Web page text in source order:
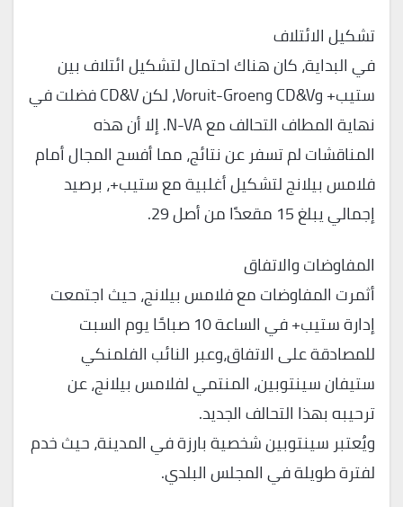
تشكيل الائتلاف
في البداية، كان هناك احتمال لتشكيل ائتلاف بين
ستيب+ وCD&V وVoruit-Groen، لكن CD&V فضلت في
نهاية المطاف التحالف مع N-VA. إلا أن هذه
المناقشات لم تسفر عن نتائج، مما أفسح المجال أمام
فلامس بيلانج لتشكيل أغلبية مع ستيب+، برصيد
إجمالي يبلغ 15 مقعدًا من أصل 29.
المفاوضات والاتفاق
أثمرت المفاوضات مع فلامس بيلانج، حيث اجتمعت
إدارة ستيب+ في الساعة 10 صباحًا يوم السبت
للمصادقة على الاتفاق،وعبر النائب الفلمنكي
ستيفان سينتوبين، المنتمي لفلامس بيلانج، عن
ترحيبه بهذا التحالف الجديد.
ويُعتبر سينتوبين شخصية بارزة في المدينة، حيث خدم
لفترة طويلة في المجلس البلدي.